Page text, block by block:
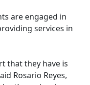
are engaged in
services in
that they have is
Rosario Reyes,